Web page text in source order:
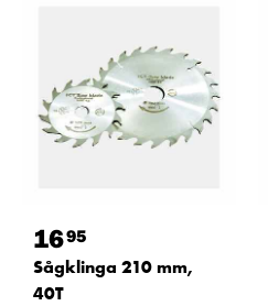
1695
Sågklinga 210 mm,
40T